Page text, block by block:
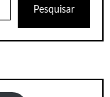
Pesquisar